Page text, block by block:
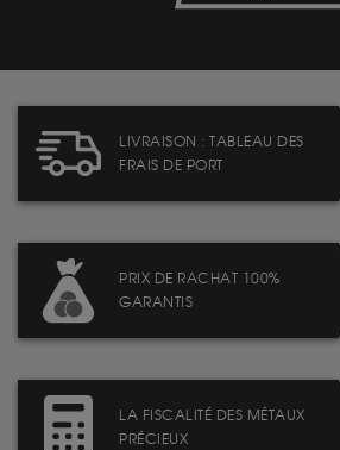
LIVRAISON : TABLEAU DES
FRAIS DE PORT
PRIX DE RACHAT 100%
GARANTIS
LA FISCALITÉ DES MÉTAUX
PRÉCIEUX